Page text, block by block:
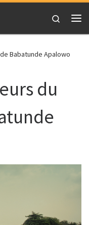
Search
Babatunde Apalowo
du